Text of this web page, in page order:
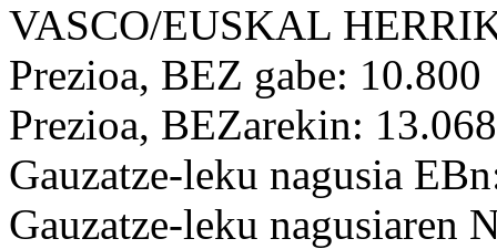
VASCO/EUSKAL
Prezioa, BEZ gabe: 10.800
Prezioa, BEZarekin: 13.068
Gauzatze-leku nagusia
Gauzatze-leku nagusiaren